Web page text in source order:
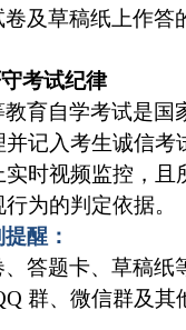
卷及草稿纸上作答
考试纪律
教育自学考试是国
并记入考生诚信考
实时视频监控，
为的判定依据。
醒：
、答题卡、草稿纸
群、微信群及其